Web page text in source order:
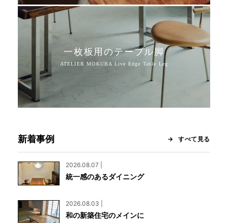
一枚板用のテーブル脚
新着事例 すべて見る
2026.08.07 |
統一感のあるダイニング
2026.08.03 |
和の新築住宅のメインに